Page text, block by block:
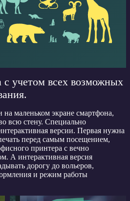
с учетом всех возможных
на маленьком экране смартфона,
всю стену. Специально
версии. Первая нужна
перед самым посещением,
принтера с вечно
А интерактивная версия
дорогу до вольеров,
и режим работы